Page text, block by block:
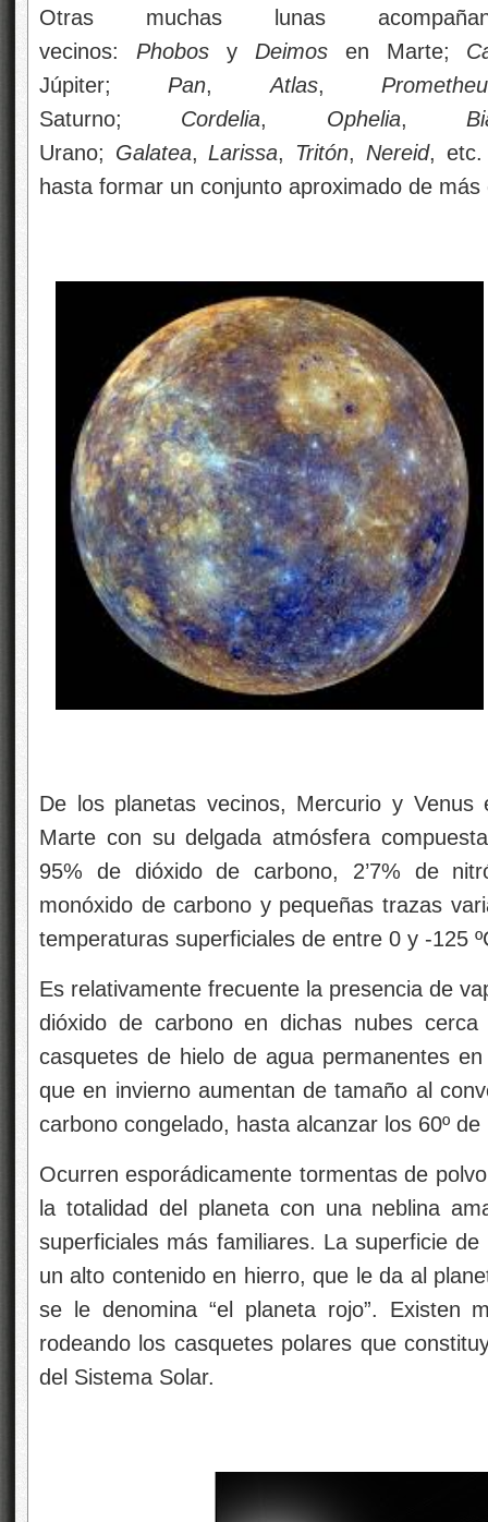
Otras muchas lunas
vecinos: Phobosy Deimosen Marte;
Júpiter; Pan,Atlas,
Saturno; Cordelia, Ophelia,
Urano; Galatea, Larissa, Tritón, Nereid,
hasta formar un conjunto aproximado de más
De los planetas vecinos, Mercurio y
Marte con su delgada atmósfera
95% de dióxido de carbono, 2’7% de
monóxido de carbono y pequeñas trazas
temperaturas superficiales de entre 0 y -125
Es relativamente frecuente la presencia de
dióxido de carbono en dichas nubes
casquetes de hielo de agua permanentes
que en invierno aumentan de tamaño al
carbono congelado, hasta alcanzar los 60º de
Ocurren esporádicamente tormentas de
la totalidad del planeta con una neblina
superficiales más familiares. La superficie
un alto contenido en hierro, que le da al
se le denomina “el planeta rojo”. Existen
rodeando los casquetes polares que
del Sistema Solar.